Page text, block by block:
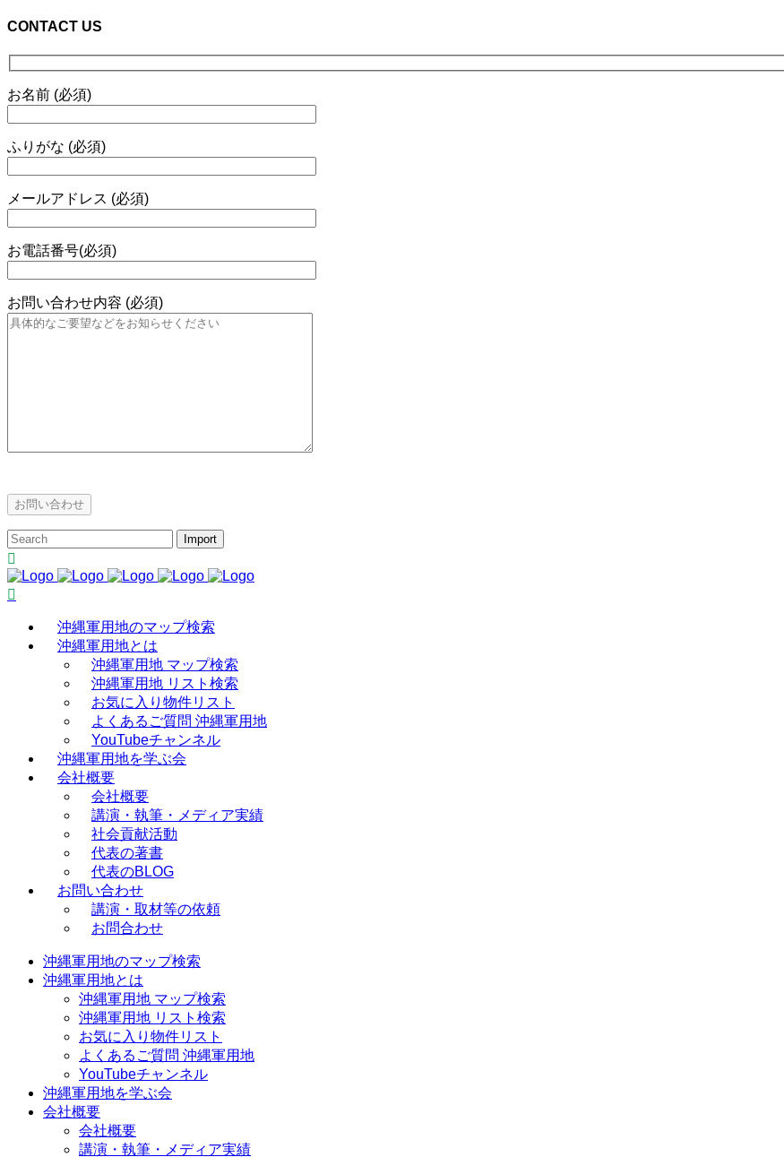
CONTACT US
お名前 (必須)
ふりがな (必須)
メールアドレス (必須)
お電話番号(必須)
お問い合わせ内容 (必須)
沖縄軍用地のマップ検索
沖縄軍用地とは
沖縄軍用地 マップ検索
沖縄軍用地 リスト検索
お気に入り物件リスト
よくあるご質問 沖縄軍用地
YouTubeチャンネル
沖縄軍用地を学ぶ会
会社概要
会社概要
講演・執筆・メディア実績
社会貢献活動
代表の著書
代表のBLOG
お問い合わせ
講演・取材等の依頼
お問合わせ
沖縄軍用地のマップ検索
沖縄軍用地とは
沖縄軍用地 マップ検索
沖縄軍用地 リスト検索
お気に入り物件リスト
よくあるご質問 沖縄軍用地
YouTubeチャンネル
沖縄軍用地を学ぶ会
会社概要
会社概要
講演・執筆・メディア実績